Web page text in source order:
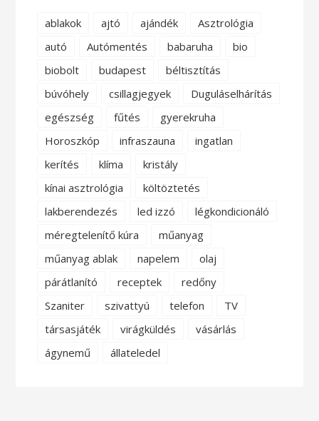
ablakok ajtó ajándék
Asztrológia
autó
Autómentés babaruha
bio
biobolt
budapest
béltisztítás
búvóhely
csillagjegyek
Duguláselhárítás
egészség
fűtés
gyerekruha
Horoszkóp
infraszauna
ingatlan
kerítés
klíma
kristály
kínai asztrológia
költöztetés
lakberendezés
led izzó
légkondicionáló
méregtelenítő kúra
műanyag
műanyag ablak
napelem
olaj
párátlanító
receptek
redőny
Szaniter
szivattyú telefon
TV
társasjáték
virágküldés
vásárlás
ágynemű
állateledel